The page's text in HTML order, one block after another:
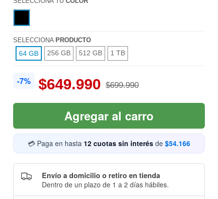
SELECCIONA PRODUCTO
64 GB 256 GB 512 GB 1 TB
-7% $649.990 $699.990
Agregar al carro
💳 Paga en hasta 12 cuotas sin interés de $54.166
Envío a domicilio o retiro en tienda
Dentro de un plazo de 1 a 2 días hábiles.